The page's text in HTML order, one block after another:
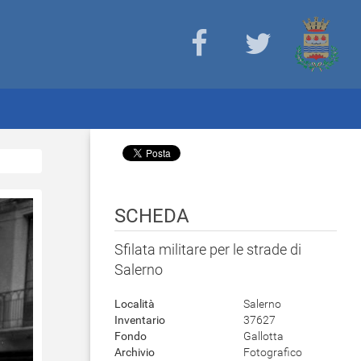
SCHEDA
Sfilata militare per le strade di
Salerno
Località
Salerno
Inventario
37627
Fondo
Gallotta
Archivio
Fotografico